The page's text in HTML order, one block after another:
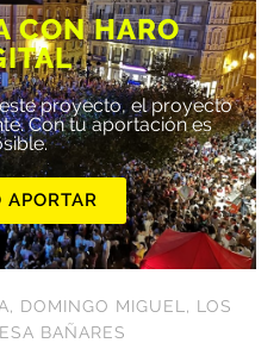
CON HARO
proyecto, el proyecto
Con tu aportación es
APORTAR
, DOMINGO MIGUEL , LOS
BAÑARES